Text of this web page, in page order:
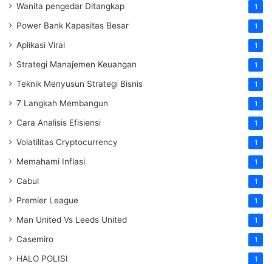
Wanita pengedar Ditangkap 1
Power Bank Kapasitas Besar 1
Aplikasi Viral 1
Strategi Manajemen Keuangan 1
Teknik Menyusun Strategi Bisnis 1
7 Langkah Membangun 1
Cara Analisis Efisiensi 1
Volatilitas Cryptocurrency 1
Memahami Inflasi 1
Cabul 1
Premier League 1
Man United Vs Leeds United 1
Casemiro 1
HALO POLISI 1